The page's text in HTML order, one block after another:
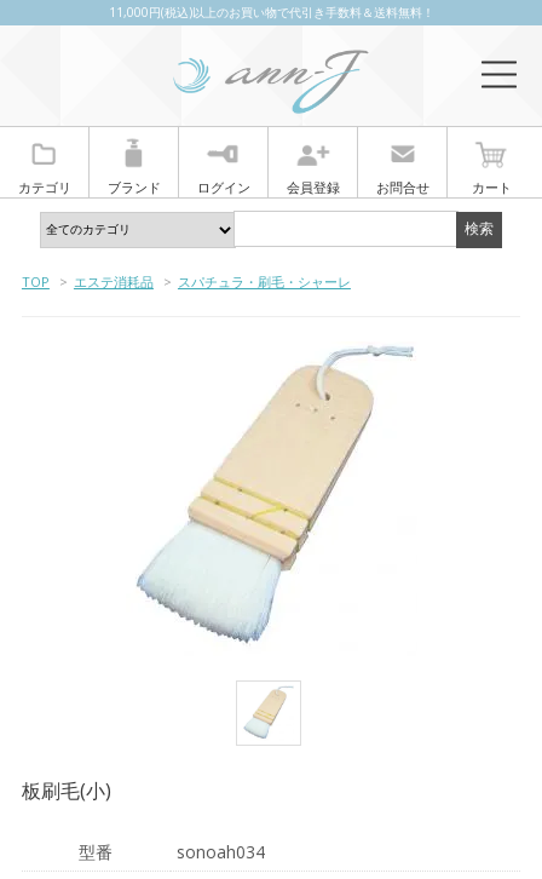
11,000円(税込)以上のお買い物で代引き手数料＆送料無料！
カテゴリ ブランド ログイン 会員登録 お問合せ カート
TOP > エステ消耗品 > スパチュラ・刷毛・シャーレ
板刷毛(小)
型番
sonoah034